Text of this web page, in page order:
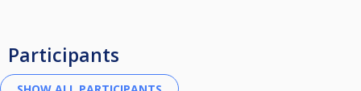
Participants